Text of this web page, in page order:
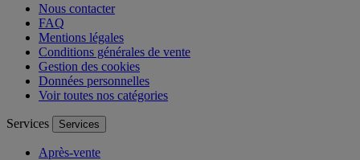
Nous contacter
FAQ
Mentions légales
Conditions générales de vente
Gestion des cookies
Données personnelles
Voir toutes nos catégories
Services Services
Après-vente